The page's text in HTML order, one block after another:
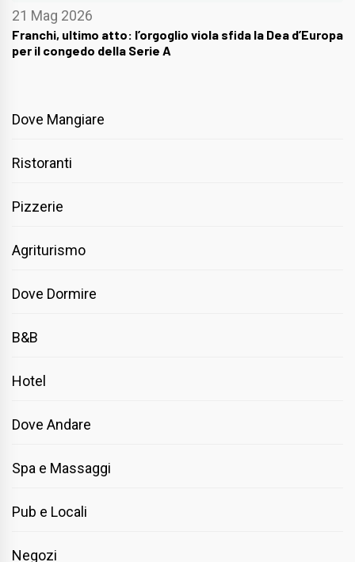
21 Mag 2026
Franchi, ultimo atto: l’orgoglio viola sfida la Dea d’Europa
per il congedo della Serie A
Dove Mangiare
Ristoranti
Pizzerie
Agriturismo
Dove Dormire
B&B
Hotel
Dove Andare
Spa e Massaggi
Pub e Locali
Negozi